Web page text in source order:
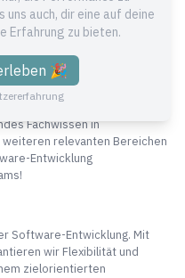
auch, dir eine auf deine
Erfahrung zu bieten.
🎉
Technologien und der
die Realität um. Durch unsere
Fachwissen in
relevanten Bereichen
Entwicklung
Software-Entwicklung. Mit
wir Flexibilität und
zielorientierten